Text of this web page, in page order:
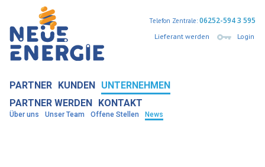
Lieferant werden Login
Telefon Zentrale:06252-594 3 595
PARTNER KUNDEN UNTERNEHMEN
Über uns Unser Team Offene Stellen News
PARTNER WERDEN KONTAKT